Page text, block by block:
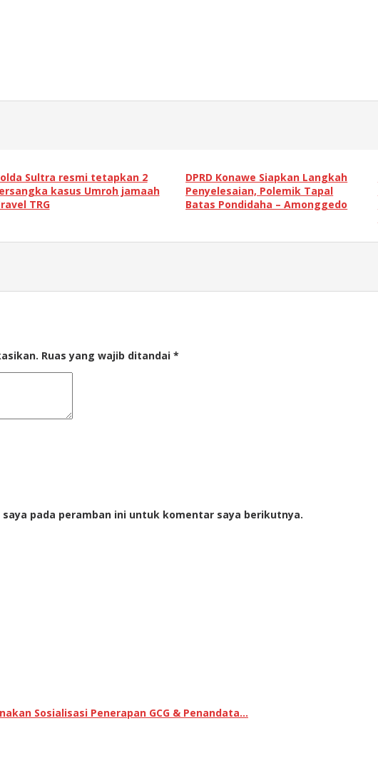
Sultra resmi tetapkan 2
kasus Umroh jamaah
TRG
DPRD Konawe Siapkan Langkah
Penyelesaian, Polemik Tapal
Batas Pondidaha – Amonggedo
Ruas yang wajib ditandai *
pada peramban ini untuk komentar saya berikutnya.
Sosialisasi Penerapan GCG & Penandata…